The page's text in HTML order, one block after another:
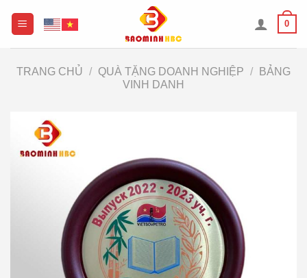
0
TRANG CHỦ / QUÀ TẶNG DOANH NGHIỆP /
BẢNG
VINH DANH